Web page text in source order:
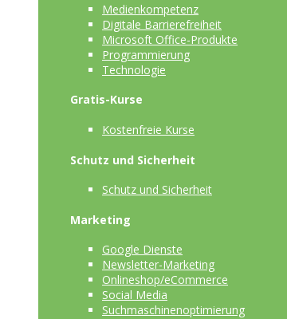
Medienkompetenz
Digitale Barrierefreiheit
Microsoft Office-Produkte
Programmierung
Technologie
Gratis-Kurse
Kostenfreie Kurse
Schutz und Sicherheit
Schutz und Sicherheit
Marketing
Google Dienste
Newsletter-Marketing
Onlineshop/eCommerce
Social Media
Suchmaschinenoptimierung